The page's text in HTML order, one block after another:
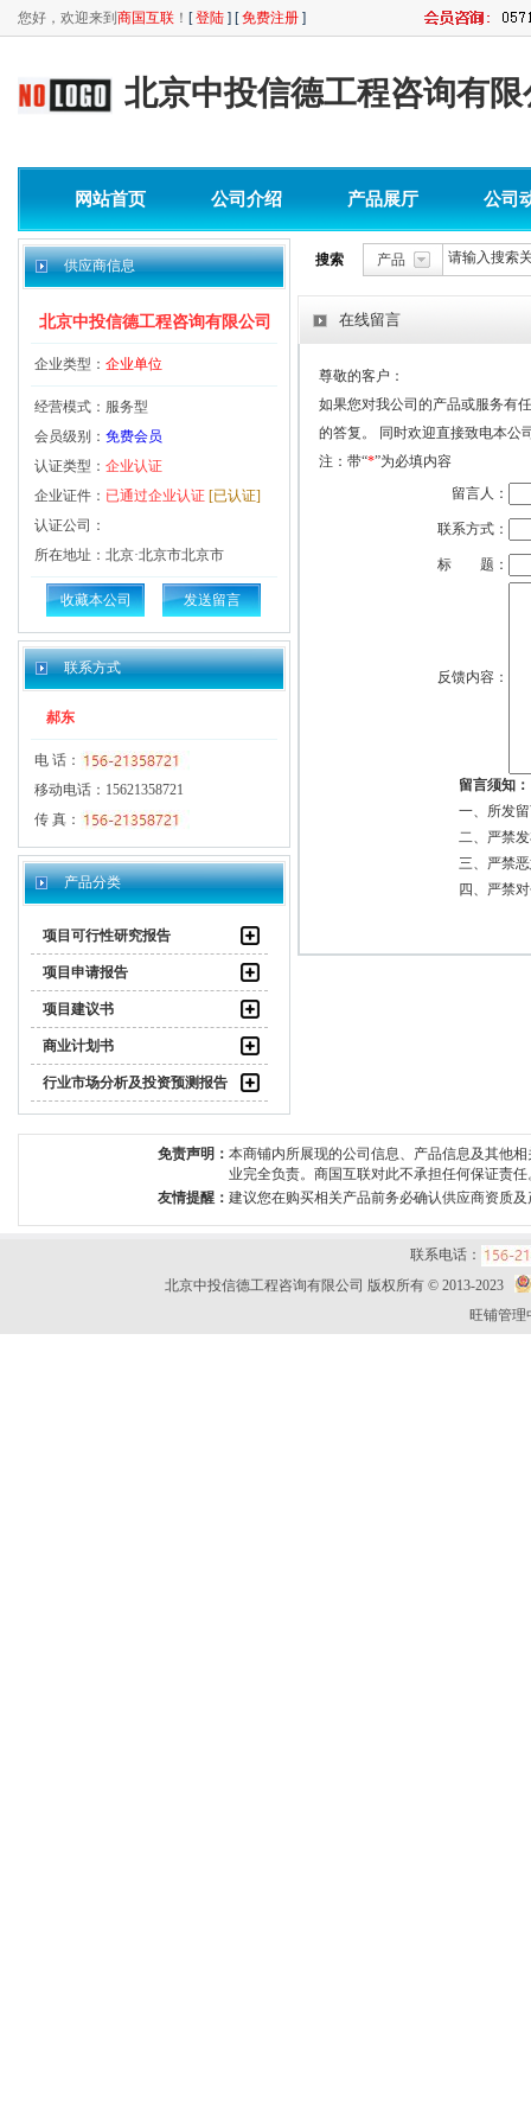
您好，欢迎来到 商国互联 ！ [登陆 ] [免费注册 ]
北京中投信德工程咨询有限
网站首页 公司介绍 产品展厅 公司
供应商信息
北京中投信德工程咨询有限公司
企业类型： 企业单位
经营模式：服务型
会员级别： 免费会员
认证类型： 企业认证
企业证件： 已通过企业认证 [已认证]
认证公司：
所在地址：北京·北京市北京市
收藏本公司 发送留言
联系方式
郝东
电 话：
移动电话：15621358721
传 真：
产品分类
项目可行性研究报告
项目申请报告
项目建议书
商业计划书
行业市场分析及投资预测报告
搜索 产品
在线留言
尊敬的客户：
如果您对我公司的产品或服务有
的答复。 同时欢迎直接致电本公
注：带“*”为必填内容
留言人：
联系方式：
标 题：
反馈内容：
留言须知：
一、所发
二、严禁
三、严禁
四、严禁
免责声明： 本商铺内所展现的公司信息、产品信息及其他
业完全负责。商国互联对此不承担任何保证责任
友情提醒： 建议您在购买相关产品前务必确认供应商资质
联系电话：
北京中投信德工程咨询有限公司 版权所有 © 2013-2023
旺铺管理